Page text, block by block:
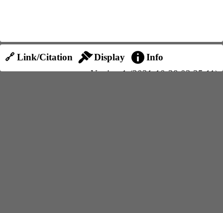
🔗 Link/Citation Display
Info
Version 1 (2021-10-28 03:35:11)